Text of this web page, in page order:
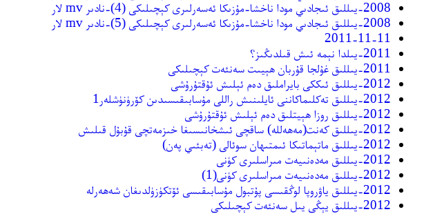
2008-يىللىق ئىجادىي مودا ناخشا-مۇزىكا ئەسەرلىرى كېچىلىكى (4)-نادىر mv لار
2008-يىللىق ئىجادىي مودا ناخشا-مۇزىكا ئەسەرلىرى كېچىلىكى (5)-نادىر mv لار
2011-11-11
2011-يىلدا نېمە ئىش قىلدىڭىز؟
2011-يىللىق غۇلجا قۇربان ھېيىت سەنئەت كېچىلىكى
2012-يىللىق ئىككى بايراملىق دەم ئېلىش ئۇقتۇرۇشى
2012-يىللىق تەكلىماكاننى ئايلىنىش راللى مۇسابىقىسىدىن كۆرۈنۈشلەر1
2012-يىللىق روزا ھېيتلىق دەم ئېلىش ئۇقتۇرۇشى
2012-يىللىق كەنت(مەھەللە) ساقچى ئىشخانىسىغا خىزمەتچى قۇبۇل قىلىش
2012-يىللىق ماتېماتىكا ئىمتىھان سوئالى (تەبئىي پەن)
2012-يىللىق مەدەنىيەت مىراسلىرى كۈنى
2012-يىللىق مەدەنىيەت مىراسلىرى كۈنى(1)
2012-يىللىق ياۋروپا لوڭقىسى پۇتبول مۇسابىقىسى ئۆتكۈزۈلدىغان شەھەرلە
2012-يىللىق يېڭى يىل سەنئەت كېچىلىكى